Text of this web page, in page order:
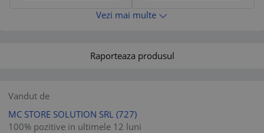
Vezi mai multe
Raporteaza produsul
Vandut de
MC STORE SOLUTION SRL (727)
100% pozitive in ultimele 12 luni